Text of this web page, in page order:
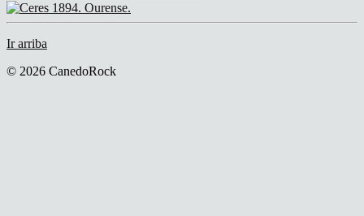
Ir arriba
© 2026 CanedoRock